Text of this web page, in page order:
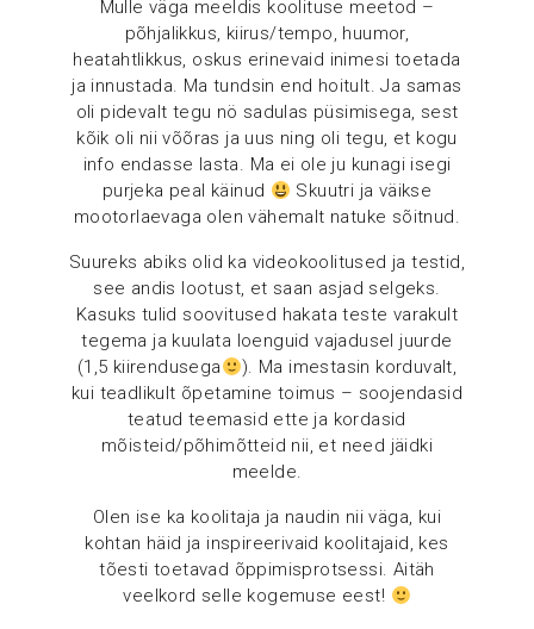
Mulle väga meeldis koolituse meetod –
põhjalikkus, kiirus/tempo, huumor,
heatahtlikkus, oskus erinevaid inimesi toetada
ja innustada. Ma tundsin end hoitult. Ja samas
oli pidevalt tegu nö sadulas püsimisega, sest
kõik oli nii võõras ja uus ning oli tegu, et kogu
info endasse lasta. Ma ei ole ju kunagi isegi
purjeka peal käinud
Skuutri ja väikse
mootorlaevaga olen vähemalt natuke sõitnud.
Suureks abiks olid ka videokoolitused ja testid,
see andis lootust, et saan asjad selgeks.
Kasuks tulid soovitused hakata teste varakult
tegema ja kuulata loenguid vajadusel juurde
(1,5 kiirendusega
). Ma imestasin korduvalt,
kui teadlikult õpetamine toimus – soojendasid
teatud teemasid ette ja kordasid
mõisteid/põhimõtteid nii, et need jäidki
meelde.
Olen ise ka koolitaja ja naudin nii väga, kui
kohtan häid ja inspireerivaid koolitajaid, kes
tõesti toetavad õppimisprotsessi. Aitäh
veelkord selle kogemuse eest!